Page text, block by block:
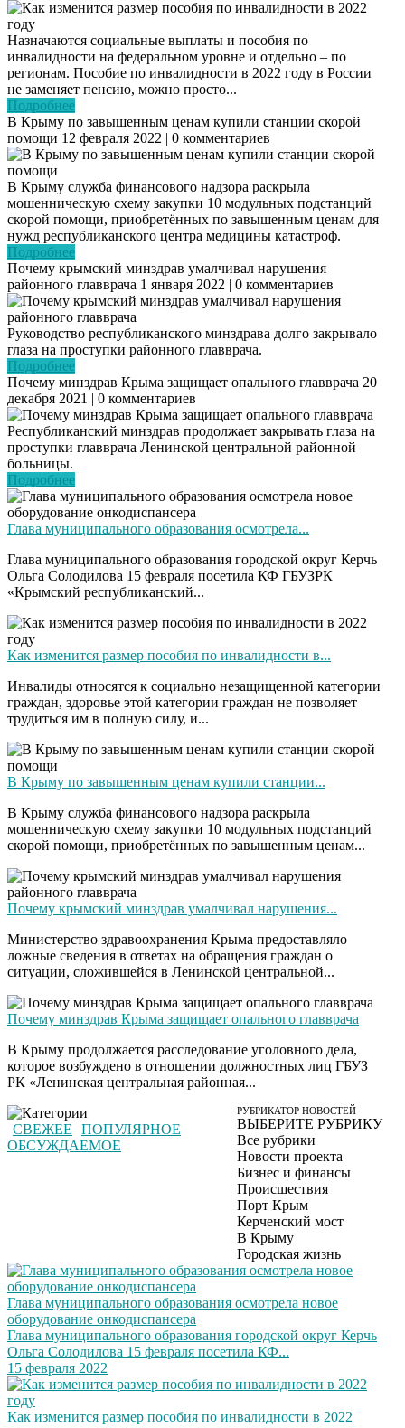
Назначаются социальные выплаты и пособия по
инвалидности на федеральном уровне и отдельно – по
регионам. Пособие по инвалидности в 2022 году в России
не заменяет пенсию, можно просто...
Подробнее
В Крыму по завышенным ценам купили станции скорой
помощи 12 февраля 2022 | 0 комментариев
В Крыму служба финансового надзора раскрыла
мошенническую схему закупки 10 модульных подстанций
скорой помощи, приобретённых по завышенным ценам для
нужд республиканского центра медицины катастроф.
Подробнее
Почему крымский минздрав умалчивал нарушения
районного главврача 1 января 2022 | 0 комментариев
Руководство республиканского минздрава долго закрывало
глаза на проступки районного главврача.
Подробнее
Почему минздрав Крыма защищает опального главврача 20
декабря 2021 | 0 комментариев
Республиканский минздрав продолжает закрывать глаза на
проступки главврача Ленинской центральной районной
больницы.
Подробнее
Глава муниципального образования осмотрела...
Глава муниципального образования городской округ Керчь
Ольга Солодилова 15 февраля посетила КФ ГБУЗРК
«Крымский республиканский...
Как изменится размер пособия по инвалидности в...
Инвалиды относятся к социально незащищенной категории
граждан, здоровье этой категории граждан не позволяет
трудиться им в полную силу, и...
В Крыму по завышенным ценам купили станции...
В Крыму служба финансового надзора раскрыла
мошенническую схему закупки 10 модульных подстанций
скорой помощи, приобретённых по завышенным ценам...
Почему крымский минздрав умалчивал нарушения...
Министерство здравоохранения Крыма предоставляло
ложные сведения в ответах на обращения граждан о
ситуации, сложившейся в Ленинской центральной...
Почему минздрав Крыма защищает опального главврача
В Крыму продолжается расследование уголовного дела,
которое возбуждено в отношении должностных лиц ГБУЗ
РК «Ленинская центральная районная...
РУБРИКАТОР НОВОСТЕЙ
ВЫБЕРИТЕ РУБРИКУ
Все рубрики
Новости проекта
Бизнес и финансы
Происшествия
Порт Крым
Керченский мост
В Крыму
Городская жизнь
СВЕЖЕЕ
ПОПУЛЯРНОЕ
ОБСУЖДАЕМОЕ
Глава муниципального образования осмотрела новое
оборудование онкодиспансера
Глава муниципального образования городской округ Керчь
Ольга Солодилова 15 февраля посетила КФ...
15 февраля 2022
Как изменится размер пособия по инвалидности в 2022